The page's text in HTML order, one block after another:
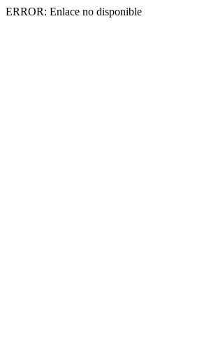
ERROR: Enlace no disponible